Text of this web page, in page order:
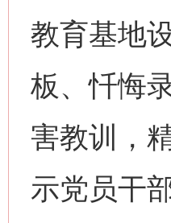
教育基地
板、忏悔
害教训，
示党员干